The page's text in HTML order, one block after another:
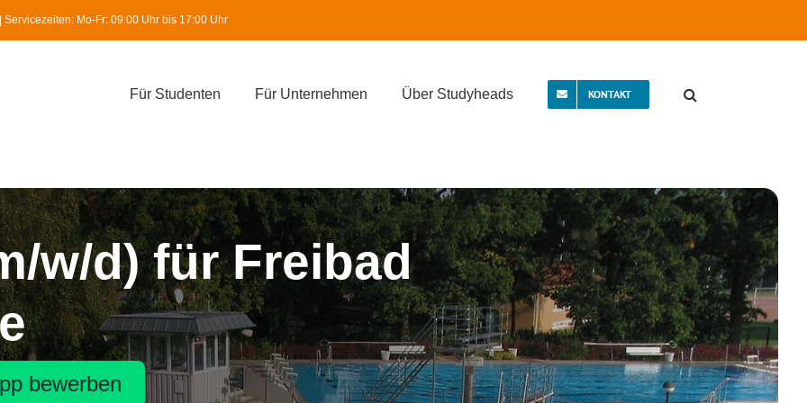
Mo-Fr: 09:00 Uhr bis 17:00 Uhr
Für Studenten Für Unternehmen Über Studyheads KONTAKT
w/d) für Freibad
bewerben